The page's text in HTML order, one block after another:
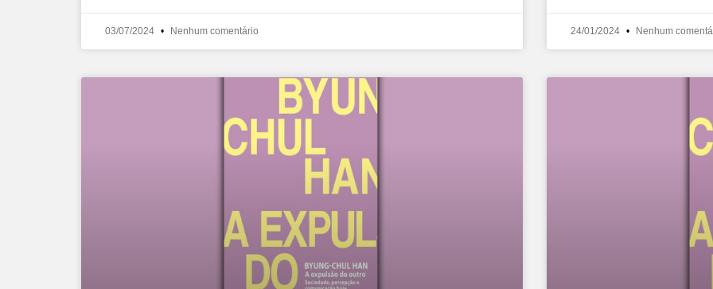
03/07/2024 Nenhum comentário 24/01/2024 Nenhum